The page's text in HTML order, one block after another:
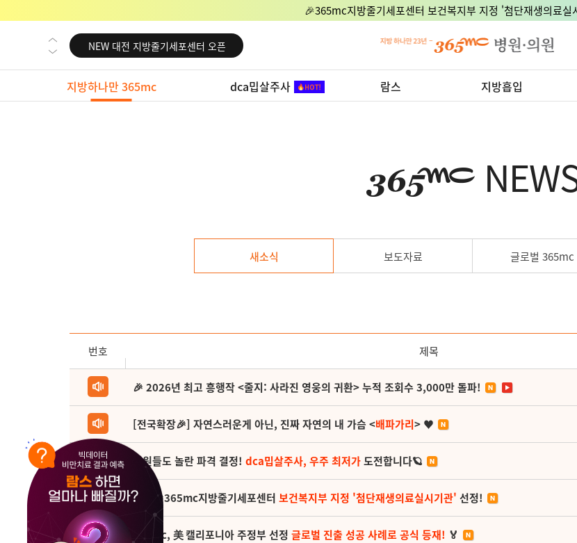
🎉365mc지방줄기세포센터 보건복지부 지정 '첨단재생의료실
NEW 교대 지방줄기세포센터 오픈
NEW 대전 지방줄기세포센터 오픈
NEW 노원 지방줄기세포센터 오픈
NEW 미국 LA점 오픈
NEW 미국 LA점 오픈
지방하나만 365mc dca밉살주사 람스 지방흡입
새소식 보도자료 글로벌 365mc
번호 제목
🎉 2026년 최고 흥행작 <줄지: 사라진 영웅의 귀환> 누적 조회수 3,000만 돌파!
[전국확장🎉] 자연스러운게 아닌, 진짜 자연의 내 가슴 <배파가리> ♥
직원들도 놀란 파격 결정! dca밉살주사, 우주 최저가도전합니다🪐
(축) 🎉365mc지방줄기세포센터 보건복지부 지정 '첨단재생의료실시기관' 선정!
365mc, 美 캘리포니아 주정부 선정 글로벌 진출 성공 사례로 공식 등재! 🏅